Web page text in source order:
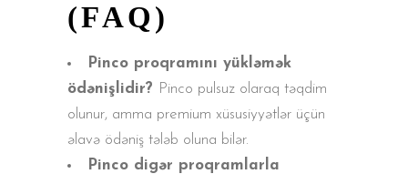
(FAQ)
Pinco proqramını yükləmək
ödənişlidir? Pinco pulsuz olaraq təqdim
olunur, amma premium xüsusiyyətlər üçün
əlavə ödəniş tələb oluna bilər.
Pinco digər proqramlarla